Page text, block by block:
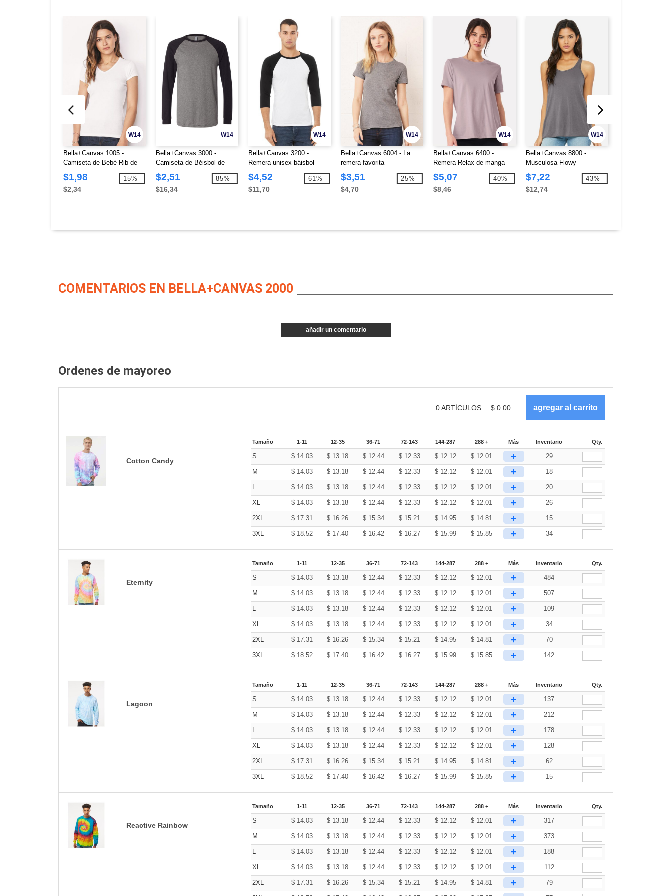
W14
Bella+Canvas 1005 -
Camiseta de Bebé Rib de
Manga Corta con Cuello en
V
$1,98
$2,34
-15%
W14
Bella+Canvas 3000 -
Camiseta de Béisbol de
Manga Larga
$2,51
$16,34
-85%
W14
Bella+Canvas 3200 -
Remera unisex báisbol
Raglan manga 3/4
$4,52
$11,70
-61%
W14
Bella+Canvas 6004 - La
remera favorita
$3,51
$4,70
-25%
W14
Bella+Canvas 6400 -
Remera Relax de manga
corta Jersey
$5,07
$8,46
-40%
W14
Bella+Canvas 8800 -
Musculosa Flowy
Racerback
$7,22
$12,74
-43%
COMENTARIOS EN BELLA+CANVAS 2000
añadir un comentario
Ordenes de mayoreo
0ARTÍCULOS $ 0.00
Cotton Candy
Tamaño 1-11 12-35 36-71 72-143 144-287 288 + Más Inventario Qty.
S $ 14.03 $ 13.18 $ 12.44 $ 12.33 $ 12.12 $ 12.01 + 29
M $ 14.03 $ 13.18 $ 12.44 $ 12.33 $ 12.12 $ 12.01 + 18
L $ 14.03 $ 13.18 $ 12.44 $ 12.33 $ 12.12 $ 12.01 + 20
XL $ 14.03 $ 13.18 $ 12.44 $ 12.33 $ 12.12 $ 12.01 + 26
2XL $ 17.31 $ 16.26 $ 15.34 $ 15.21 $ 14.95 $ 14.81 + 15
3XL $ 18.52 $ 17.40 $ 16.42 $ 16.27 $ 15.99 $ 15.85 + 34
Eternity
Tamaño 1-11 12-35 36-71 72-143 144-287 288 + Más Inventario Qty.
S $ 14.03 $ 13.18 $ 12.44 $ 12.33 $ 12.12 $ 12.01 + 484
M $ 14.03 $ 13.18 $ 12.44 $ 12.33 $ 12.12 $ 12.01 + 507
L $ 14.03 $ 13.18 $ 12.44 $ 12.33 $ 12.12 $ 12.01 + 109
XL $ 14.03 $ 13.18 $ 12.44 $ 12.33 $ 12.12 $ 12.01 + 34
2XL $ 17.31 $ 16.26 $ 15.34 $ 15.21 $ 14.95 $ 14.81 + 70
3XL $ 18.52 $ 17.40 $ 16.42 $ 16.27 $ 15.99 $ 15.85 + 142
Lagoon
Tamaño 1-11 12-35 36-71 72-143 144-287 288 + Más Inventario Qty.
S $ 14.03 $ 13.18 $ 12.44 $ 12.33 $ 12.12 $ 12.01 + 137
M $ 14.03 $ 13.18 $ 12.44 $ 12.33 $ 12.12 $ 12.01 + 212
L $ 14.03 $ 13.18 $ 12.44 $ 12.33 $ 12.12 $ 12.01 + 178
XL $ 14.03 $ 13.18 $ 12.44 $ 12.33 $ 12.12 $ 12.01 + 128
2XL $ 17.31 $ 16.26 $ 15.34 $ 15.21 $ 14.95 $ 14.81 + 62
3XL $ 18.52 $ 17.40 $ 16.42 $ 16.27 $ 15.99 $ 15.85 + 15
Reactive Rainbow
Tamaño 1-11 12-35 36-71 72-143 144-287 288 + Más Inventario Qty.
S $ 14.03 $ 13.18 $ 12.44 $ 12.33 $ 12.12 $ 12.01 + 317
M $ 14.03 $ 13.18 $ 12.44 $ 12.33 $ 12.12 $ 12.01 + 373
L $ 14.03 $ 13.18 $ 12.44 $ 12.33 $ 12.12 $ 12.01 + 188
XL $ 14.03 $ 13.18 $ 12.44 $ 12.33 $ 12.12 $ 12.01 + 112
2XL $ 17.31 $ 16.26 $ 15.34 $ 15.21 $ 14.95 $ 14.81 + 79